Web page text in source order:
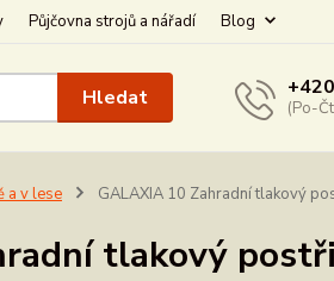
Půjčovna strojů a nářadí Blog
Hledat (Po-
a v lese GALAXIA 10 Zahradní tlakový
tlakový